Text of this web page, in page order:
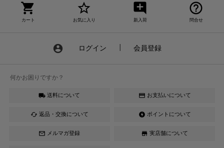
shopping_cart
カート
star_border
お気に入り
add_comment
新入荷
help_outline
問合せ
account_circle ログイン 会員登録
何かお困りですか？
local_shipping 送料について credit_card お支払いについて
cached 返品・交換について offline_bolt ポイントについて
mail_outline メルマガ登録 store 実店舗について